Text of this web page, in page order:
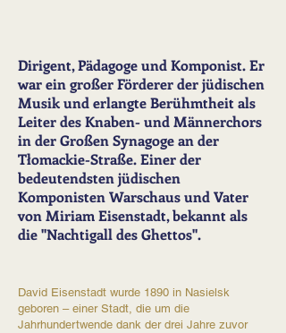
Dirigent, Pädagoge und Komponist. Er
war ein großer Förderer der jüdischen
Musik und erlangte Berühmtheit als
Leiter des Knaben- und Männerchors
in der Großen Synagoge an der
Tłomackie-Straße. Einer der
bedeutendsten jüdischen
Komponisten Warschaus und Vater
von Miriam Eisenstadt, bekannt als
die "Nachtigall des Ghettos".
David Eisenstadt wurde 1890 in Nasielsk
geboren – einer Stadt, die um die
Jahrhundertwende dank der drei Jahre zuvor